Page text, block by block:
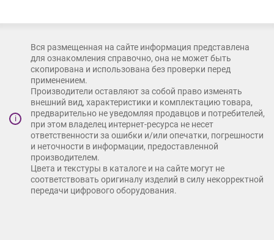
i
Вся размещенная на сайте информация представлена
для ознакомления справочно, она не может быть
скопирована и использована без проверки перед
применением.
Производители оставляют за собой право изменять
внешний вид, характеристики и комплектацию товара,
предварительно не уведомляя продавцов и потребителей,
при этом владелец интернет-ресурса не несет
ответственности за ошибки и/или опечатки, погрешности
и неточности в информации, предоставленной
производителем.
Цвета и текстуры в каталоге и на сайте могут не
соответствовать оригиналу изделий в силу некорректной
передачи цифрового оборудования.